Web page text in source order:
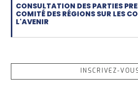
CONSULTATION DES PARTIES
COMITÉ DES RÉGIONS SUR LES
L'AVENIR
INSCRIVEZ-